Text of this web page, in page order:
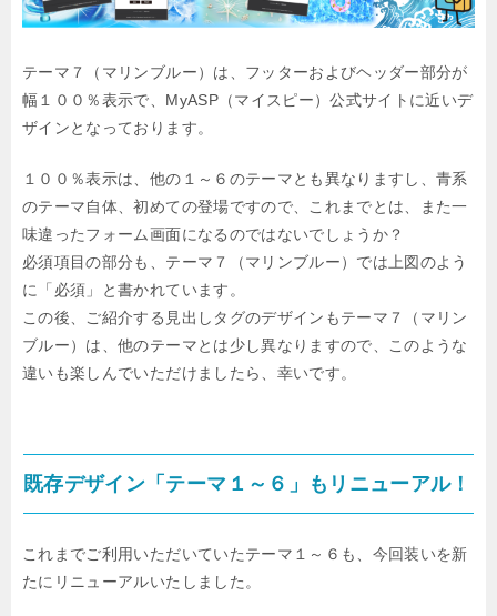
テーマ７（マリンブルー）は、フッターおよびヘッダー部分が
幅１００％表示で、MyASP（マイスピー）公式サイトに近いデ
ザインとなっております。
１００％表示は、他の１～６のテーマとも異なりますし、青系
のテーマ自体、初めての登場ですので、これまでとは、また一
味違ったフォーム画面になるのではないでしょうか？
必須項目の部分も、テーマ７（マリンブルー）では上図のよう
に「必須」と書かれています。
この後、ご紹介する見出しタグのデザインもテーマ７（マリン
ブルー）は、他のテーマとは少し異なりますので、このような
違いも楽しんでいただけましたら、幸いです。
既存デザイン「テーマ１～６」もリニューアル！
これまでご利用いただいていたテーマ１～６も、今回装いを新
たにリニューアルいたしました。